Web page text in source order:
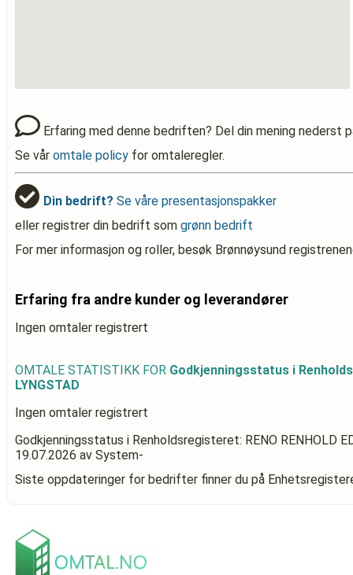
Erfaring med denne bedriften? Del din mening nederst
Se vår omtale policy for omtaleregler.
Din bedrift? Se våre presentasjonspakker
eller registrer din bedrift som grønn bedrift
For mer informasjon og roller, besøk Brønnøysund
Erfaring fra andre kunder og leverandører
Ingen omtaler registrert
OMTALE STATISTIKK FOR Godkjenningsstatus i
LYNGSTAD
Ingen omtaler registrert
Godkjenningsstatus i Renholdsregisteret: RENO RENHOLD
19.07.2026 av System-
Siste oppdateringer for bedrifter finner du på